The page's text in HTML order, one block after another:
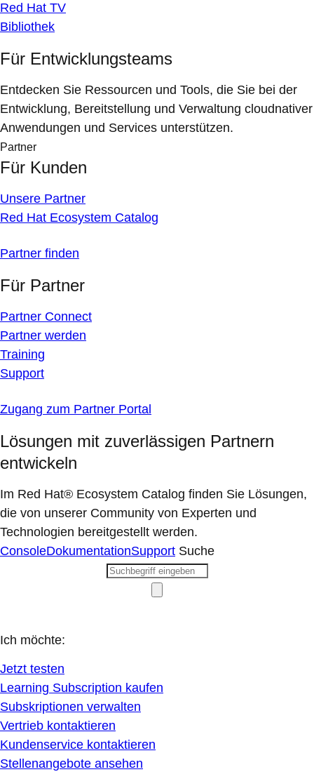
Red Hat TV
Bibliothek
Für Entwicklungsteams
Entdecken Sie Ressourcen und Tools, die Sie bei der
Entwicklung, Bereitstellung und Verwaltung cloudnativer
Anwendungen und Services unterstützen.
Partner
Für Kunden
Unsere Partner
Red Hat Ecosystem Catalog
Partner finden
Für Partner
Partner Connect
Partner werden
Training
Support
Zugang zum Partner Portal
Lösungen mit zuverlässigen Partnern
entwickeln
Im Red Hat® Ecosystem Catalog finden Sie Lösungen,
die von unserer Community von Experten und
Technologien bereitgestellt werden.
ConsoleDokumentationSupport Suche
Ich möchte:
Jetzt testen
Learning Subscription kaufen
Subskriptionen verwalten
Vertrieb kontaktieren
Kundenservice kontaktieren
Stellenangebote ansehen